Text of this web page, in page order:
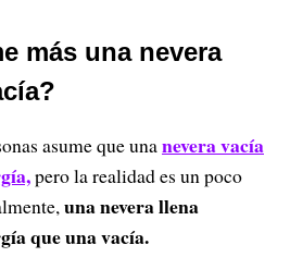
más una nevera
asume que unanevera vacía
pero la realidad es un poco
una nevera llena
que una vacía.